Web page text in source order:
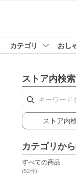
カテゴリ おし
ストア内検索
ストア内
カテゴリか
すべての商品
(52件)